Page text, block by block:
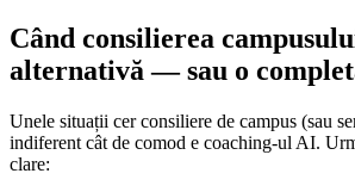
Când consilierea
alternativă — sau o
Unele situații cer consiliere de campus (sau
indiferent cât de comod e coaching-ul AI.
clare: